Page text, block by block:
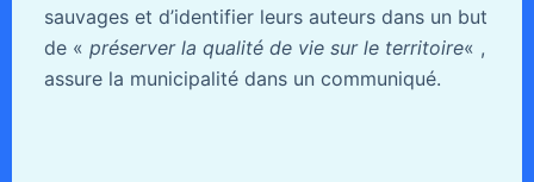
sauvages et d’identifier leurs auteurs dans un but
de « préserver la qualité de vie sur le territoire« ,
assure la municipalité dans un communiqué.